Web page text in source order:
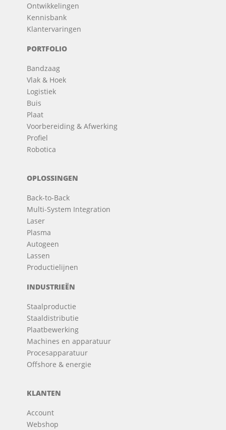
Ontwikkelingen
Kennisbank
Klantervaringen
PORTFOLIO
Bandzaag
Vlak & Hoek
Logistiek
Buis
Plaat
Voorbereiding & Afwerking
Profiel
Robotica
OPLOSSINGEN
Back-to-Back
Multi-System Integration
Laser
Plasma
Autogeen
Lassen
Productielijnen
INDUSTRIEËN
Staalproductie
Staaldistributie
Plaatbewerking
Machines en apparatuur
Procesapparatuur
Offshore & energie
KLANTEN
Account
Webshop